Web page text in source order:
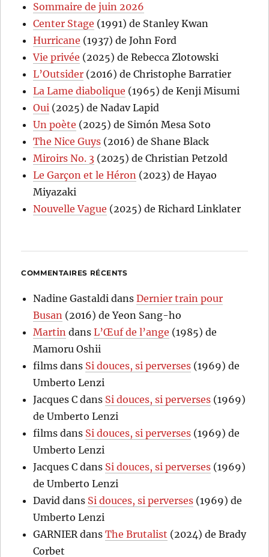
Sommaire de juin 2026
Center Stage (1991) de Stanley Kwan
Hurricane (1937) de John Ford
Vie privée (2025) de Rebecca Zlotowski
L’Outsider (2016) de Christophe Barratier
La Lame diabolique (1965) de Kenji Misumi
Oui (2025) de Nadav Lapid
Un poète (2025) de Simón Mesa Soto
The Nice Guys (2016) de Shane Black
Miroirs No. 3 (2025) de Christian Petzold
Le Garçon et le Héron (2023) de Hayao
Miyazaki
Nouvelle Vague (2025) de Richard Linklater
COMMENTAIRES RÉCENTS
Nadine Gastaldi dansDernier train pour
Busan (2016) de Yeon Sang-ho
Martin dansL’Œuf de l’ange (1985) de
Mamoru Oshii
films dans Si douces, si perverses (1969) de
Umberto Lenzi
Jacques C dans Si douces, si perverses (1969)
de Umberto Lenzi
films dans Si douces, si perverses (1969) de
Umberto Lenzi
Jacques C dans Si douces, si perverses (1969)
de Umberto Lenzi
David dans Si douces, si perverses (1969) de
Umberto Lenzi
GARNIERdansThe Brutalist (2024) de Brady
Corbet